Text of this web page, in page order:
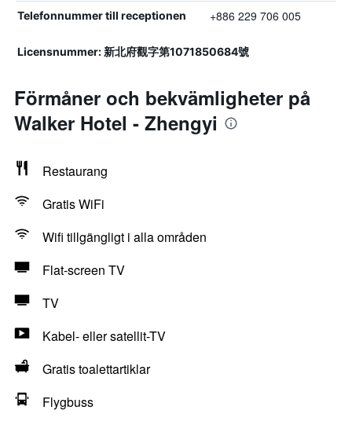
Telefonnummer till receptionen +886 229 706 005
Licensnummer: 新北府觀字第1071850684號
Förmåner och bekvämligheter på
Walker Hotel - Zhengyi
Restaurang
Gratis WiFi
Wifi tillgängligt i alla områden
Flat-screen TV
TV
Kabel- eller satellit-TV
Gratis toalettartiklar
Flygbuss